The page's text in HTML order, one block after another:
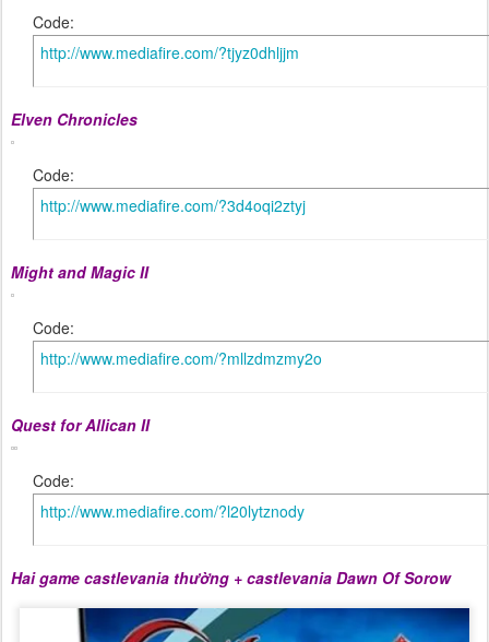
Code:
http://www.mediafire.com/?tjyz0dhljjm
Elven Chronicles
Code:
http://www.mediafire.com/?3d4oqi2ztyj
Might and Magic II
Code:
http://www.mediafire.com/?mllzdmzmy2o
Quest for Allican II
Code:
http://www.mediafire.com/?l20lytznody
Hai game castlevania thường + castlevania Dawn Of Sorow